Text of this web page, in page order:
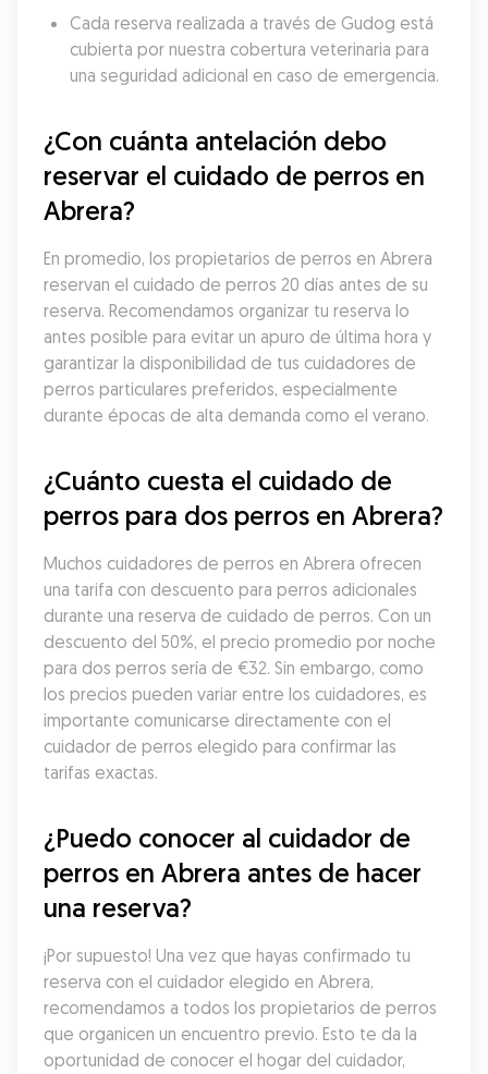
Cada reserva realizada a través de Gudog está
cubierta por nuestra cobertura veterinaria para
una seguridad adicional en caso de emergencia.
¿Con cuánta antelación debo
reservar el cuidado de perros en
Abrera?
En promedio, los propietarios de perros en Abrera
reservan el cuidado de perros 20 días antes de su
reserva. Recomendamos organizar tu reserva lo
antes posible para evitar un apuro de última hora y
garantizar la disponibilidad de tus cuidadores de
perros particulares preferidos, especialmente
durante épocas de alta demanda como el verano.
¿Cuánto cuesta el cuidado de
perros para dos perros en Abrera?
Muchos cuidadores de perros en Abrera ofrecen
una tarifa con descuento para perros adicionales
durante una reserva de cuidado de perros. Con un
descuento del 50%, el precio promedio por noche
para dos perros sería de €32. Sin embargo, como
los precios pueden variar entre los cuidadores, es
importante comunicarse directamente con el
cuidador de perros elegido para confirmar las
tarifas exactas.
¿Puedo conocer al cuidador de
perros en Abrera antes de hacer
una reserva?
¡Por supuesto! Una vez que hayas confirmado tu
reserva con el cuidador elegido en Abrera,
recomendamos a todos los propietarios de perros
que organicen un encuentro previo. Esto te da la
oportunidad de conocer el hogar del cuidador,